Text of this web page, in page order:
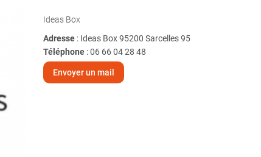
Ideas Box
Adresse : Ideas Box 95200 Sarcelles 95
Téléphone:06 66 04 28 48
Envoyer un mail